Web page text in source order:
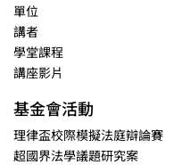
單位
講者
學堂課程
講座影片
基金會活動
理律盃校際模擬法庭辯論賽
超國界法學議題研究案